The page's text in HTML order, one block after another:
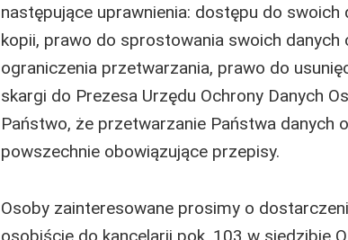
następujące uprawnienia: dostępu do
kopii, prawo do sprostowania swoich danych
ograniczenia przetwarzania, prawo do
skargi do Prezesa Urzędu Ochrony Danych
Państwo, że przetwarzanie Państwa danych
powszechnie obowiązujące przepisy.
Osoby zainteresowane prosimy o
osobiście do kancelarii pok. 103 w siedzibie